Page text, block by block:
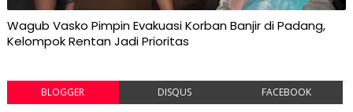
Wagub Vasko Pimpin Evakuasi Korban Banjir di Padang,
Kelompok Rentan Jadi Prioritas
BLOGGER DISQUS FACEBOOK